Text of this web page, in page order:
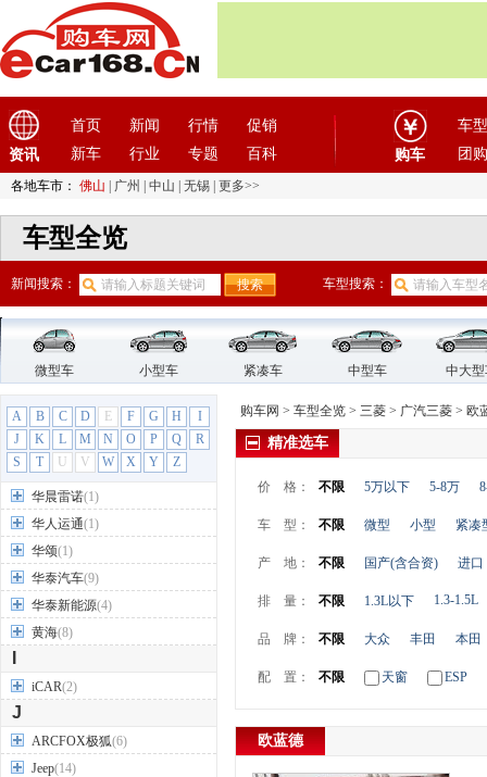
资讯
首页 新闻 行情
促销
新车
行业 专题 百科 购车
车型
团购
各地车市： 佛山 广州 中山 无锡 更多>>
车型全览
新闻搜索： 车型搜索：
微型车 小型车 紧凑车 中型车 中大
A B C D E F G H
I
J
K L M N O P Q
R
S
T U V W X Y Z
广汽吉奥(16)
广汽集团(2)
广汽蔚来(1)
国金汽车 (1)
H
哈飞汽车(6)
海格(2)
海马汽车(23)
汉龙汽车(1)
汉腾汽车(3)
悍马(4)
昊铂(2)
合创(1)
恒天汽车(3)
红旗 (12)
红星汽车(1)
华晨雷诺(1)
华人运通(1)
华颂(1)
华泰汽车(9)
华泰新能源(4)
黄海(8)
iCAR(2)
J
ARCFOX极狐(6)
Jeep(14)
购车网 > 车型全览 > 三菱 > 广汽三菱 > 欧
精准选车
价 格： 不限 5万以下 5-8万
车 型： 不限 微型 小型 紧凑
产 地： 不限 国产(含合资) 进口
排 量： 不限 1.3L以下 1.3-1.5L
品 牌： 不限 大众 丰田 本田
配 置： 不限 天窗 ESP
欧蓝德